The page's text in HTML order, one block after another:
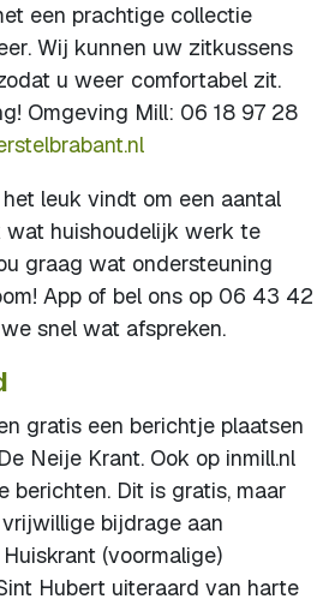
een prachtige collectie
Wij kunnen uw zitkussens
u weer comfortabel zit.
Omgeving Mill: 06 18 97 28
leuk vindt om een aantal
huishoudelijk werk te
graag wat ondersteuning
App of bel ons op 06 43 42
snel wat afspreken.
gratis een berichtje plaatsen
Neije Krant. Ook op inmill.nl
berichten. Dit is gratis, maar
bijdrage aan
(voormalige)
Hubert uiteraard van harte